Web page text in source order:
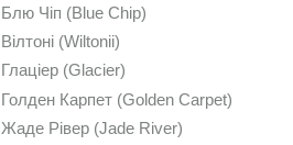
Блю Чіп (Blue Chip)
Вілтоні (Wiltonii)
Глаціер (Glacier)
Голден Карпет (Golden Carpet)
Жаде Рівер (Jade River)